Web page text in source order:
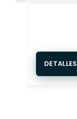
DETALLES